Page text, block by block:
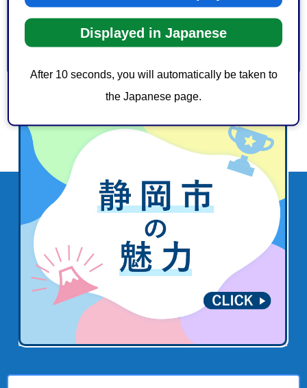
Displayed in Japanese
After 10 seconds, you will automatically be taken to
the Japanese page.
3：見つけにくかった